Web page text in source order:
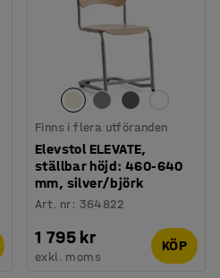
Finns i flera utföranden
Elevstol ELEVATE,
ställbar höjd: 460-640
mm, silver/björk
Art. nr: 364822
1 795 kr
exkl. moms
KÖP